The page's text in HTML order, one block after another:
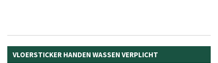
VLOERSTICKER HANDEN WASSEN VERPLICHT